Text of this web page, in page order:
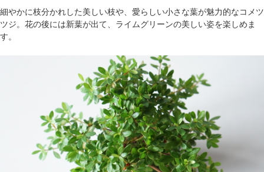
細やかに枝分かれした美しい枝や、愛らしい小さな葉が魅力的なコメツ
ツジ。花の後には新葉が出て、ライムグリーンの美しい姿を楽しめま
す。